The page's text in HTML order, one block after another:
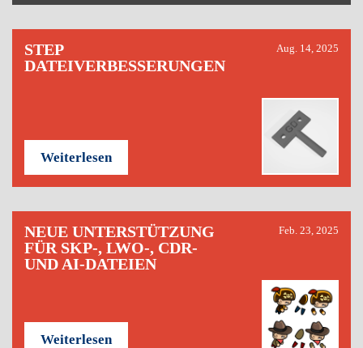
STEP
DATEIVERBESSERUNGEN
Aug. 14, 2025
Weiterlesen
NEUE UNTERSTÜTZUNG
FÜR SKP-, LWO-, CDR-
UND AI-DATEIEN
Feb. 23, 2025
Weiterlesen